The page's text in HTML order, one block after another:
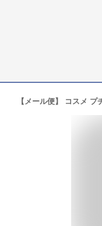
【メール便】 コスメ